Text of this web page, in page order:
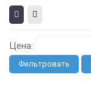
Цена:
Фильтровать